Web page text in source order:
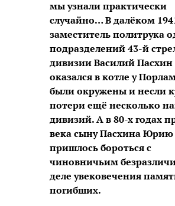
мы узнали практически
случайно… В далёком
заместитель политрука
подразделений 43-й
дивизии Василий Пасхин
оказался в котле у
были окружены и несли
потери ещё несколько
дивизий. А в 80-х годах
века сыну Пасхина Юрию
пришлось бороться с
чиновничьим
деле увековечения
погибших.